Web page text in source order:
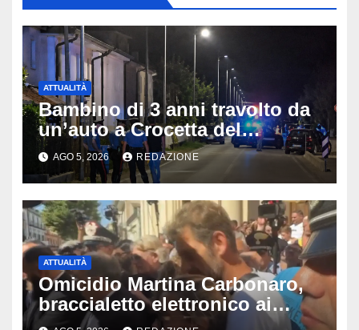
ATTUALITÀ
Bambino di 3 anni travolto da
un’auto a Crocetta del
Montello: è gravissimo,
trasportato in elicottero a
Padova
AGO 5, 2026 REDAZIONE
ATTUALITÀ
Omicidio Martina Carbonaro,
braccialetto elettronico ai
genitori della 14enne: non